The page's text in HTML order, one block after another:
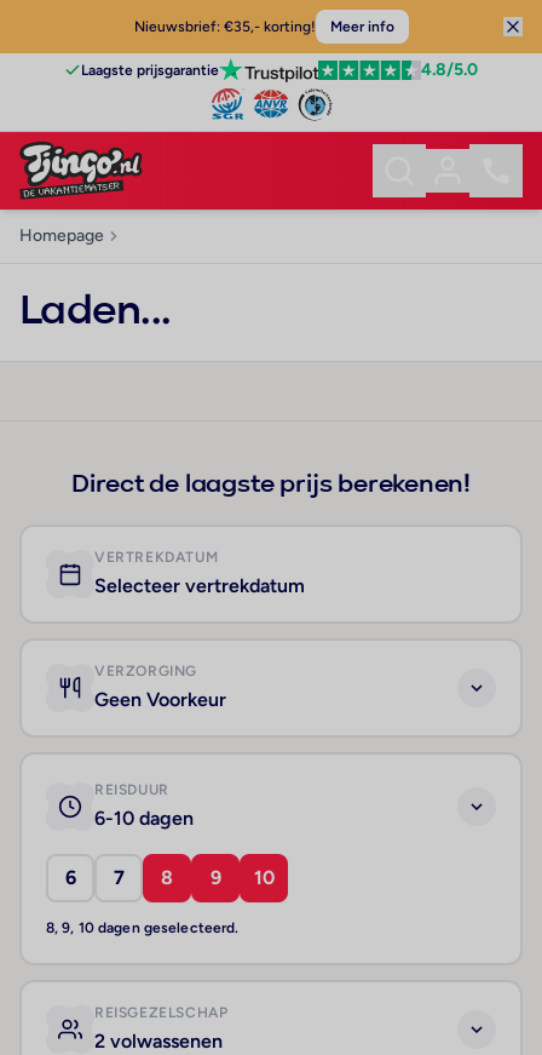
Nieuwsbrief: €35,- korting! Meer info
Laagste prijsgarantie 4.8/5.0
Homepage
Laden...
Direct de laagste prijs berekenen!
VERTREKDATUM
Selecteer vertrekdatum
VERZORGING
Geen Voorkeur
REISDUUR
6-10 dagen
6 7 8 9 10
8, 9, 10 dagen geselecteerd.
REISGEZELSCHAP
2 volwassenen